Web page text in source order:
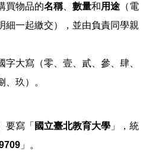
買物品的名稱、 數量和用途 （電
細一起繳交），並由負責同學親
字大寫（零、壹、貳、參、肆、
、玖）。
要寫「 國立臺北教育大學 」，統
」。